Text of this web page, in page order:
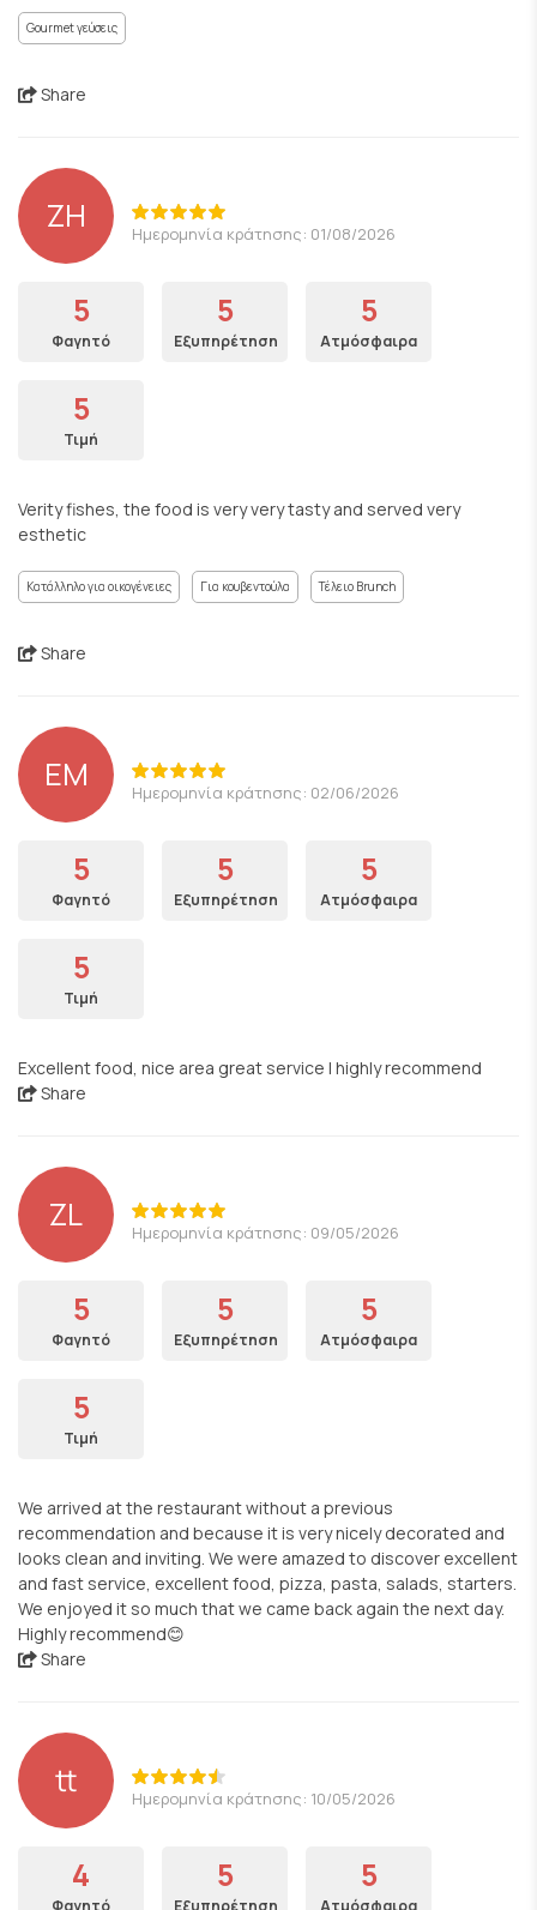
Gourmet γεύσεις
Share
ZH Ημερομηνία κράτησης: 01/08/2026
5
Φαγητό
5
Εξυπηρέτηση
5
Ατμόσφαιρα
5
Τιμή
Verity fishes, the food is very very tasty and served very
esthetic
Κατάλληλο για οικογένειες Για κουβεντούλα Τέλειο Brunch
Share
EM Ημερομηνία κράτησης: 02/06/2026
5
Φαγητό
5
Εξυπηρέτηση
5
Ατμόσφαιρα
5
Τιμή
Excellent food, nice area great service I highly recommend
Share
ZL Ημερομηνία κράτησης: 09/05/2026
5
Φαγητό
5
Εξυπηρέτηση
5
Ατμόσφαιρα
5
Τιμή
We arrived at the restaurant without a previous
recommendation and because it is very nicely decorated and
looks clean and inviting. We were amazed to discover excellent
and fast service, excellent food, pizza, pasta, salads, starters.
We enjoyed it so much that we came back again the next day.
Highly recommend😊
Share
tt Ημερομηνία κράτησης: 10/05/2026
4
Φαγητό
5
Εξυπηρέτηση
5
Ατμόσφαιρα